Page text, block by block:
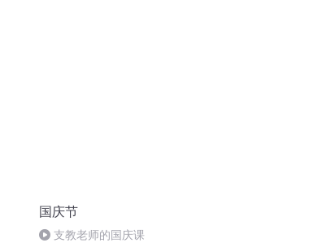
国庆节
支教老师的国庆课